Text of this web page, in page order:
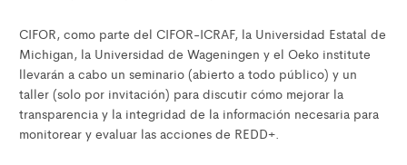
CIFOR, como parte del CIFOR-ICRAF, la Universidad Estatal de
Michigan, la Universidad de Wageningen y el Oeko institute
llevarán a cabo un seminario (abierto a todo público) y un
taller (solo por invitación) para discutir cómo mejorar la
transparencia y la integridad de la información necesaria para
monitorear y evaluar las acciones de REDD+.